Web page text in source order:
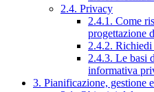
2.4. Privacy
2.4.1. Come
progettazione
2.4.2. Richiedi
2.4.3. Le basi
informativa
3. Pianificazione, gestione